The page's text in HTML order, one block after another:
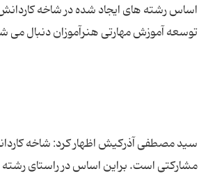
اساس رشته های ایجاد شده در شاخه
سید مصطفی آذرکیش اظهار کرد: شاخه
مشارکتی است. براین اساس در راستای